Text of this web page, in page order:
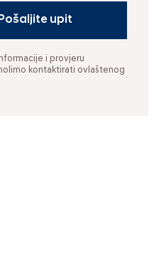
Pošaljite upit
i provjeru
kontaktirati ovlaštenog